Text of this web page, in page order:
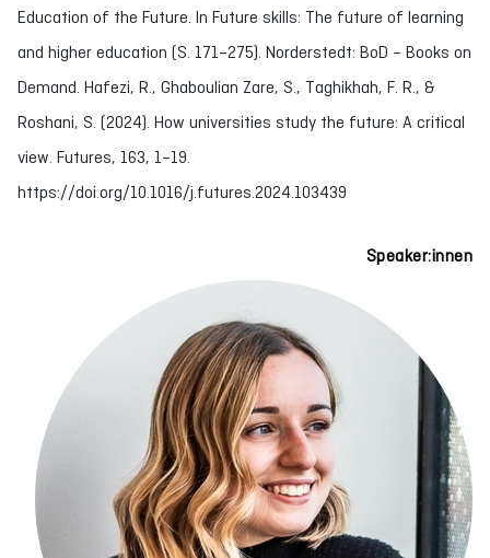
Education of the Future. In Future skills: The future of learning
and higher education (S. 171–275). Norderstedt: BoD – Books on
Demand. Hafezi, R., Ghaboulian Zare, S., Taghikhah, F. R., &
Roshani, S. (2024). How universities study the future: A critical
view. Futures, 163, 1–19.
https://doi.org/10.1016/j.futures.2024.103439
Speaker:innen